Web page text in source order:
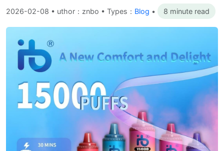
2026-02-08 • uthor：znbo • Types： Blog • 8 minute read